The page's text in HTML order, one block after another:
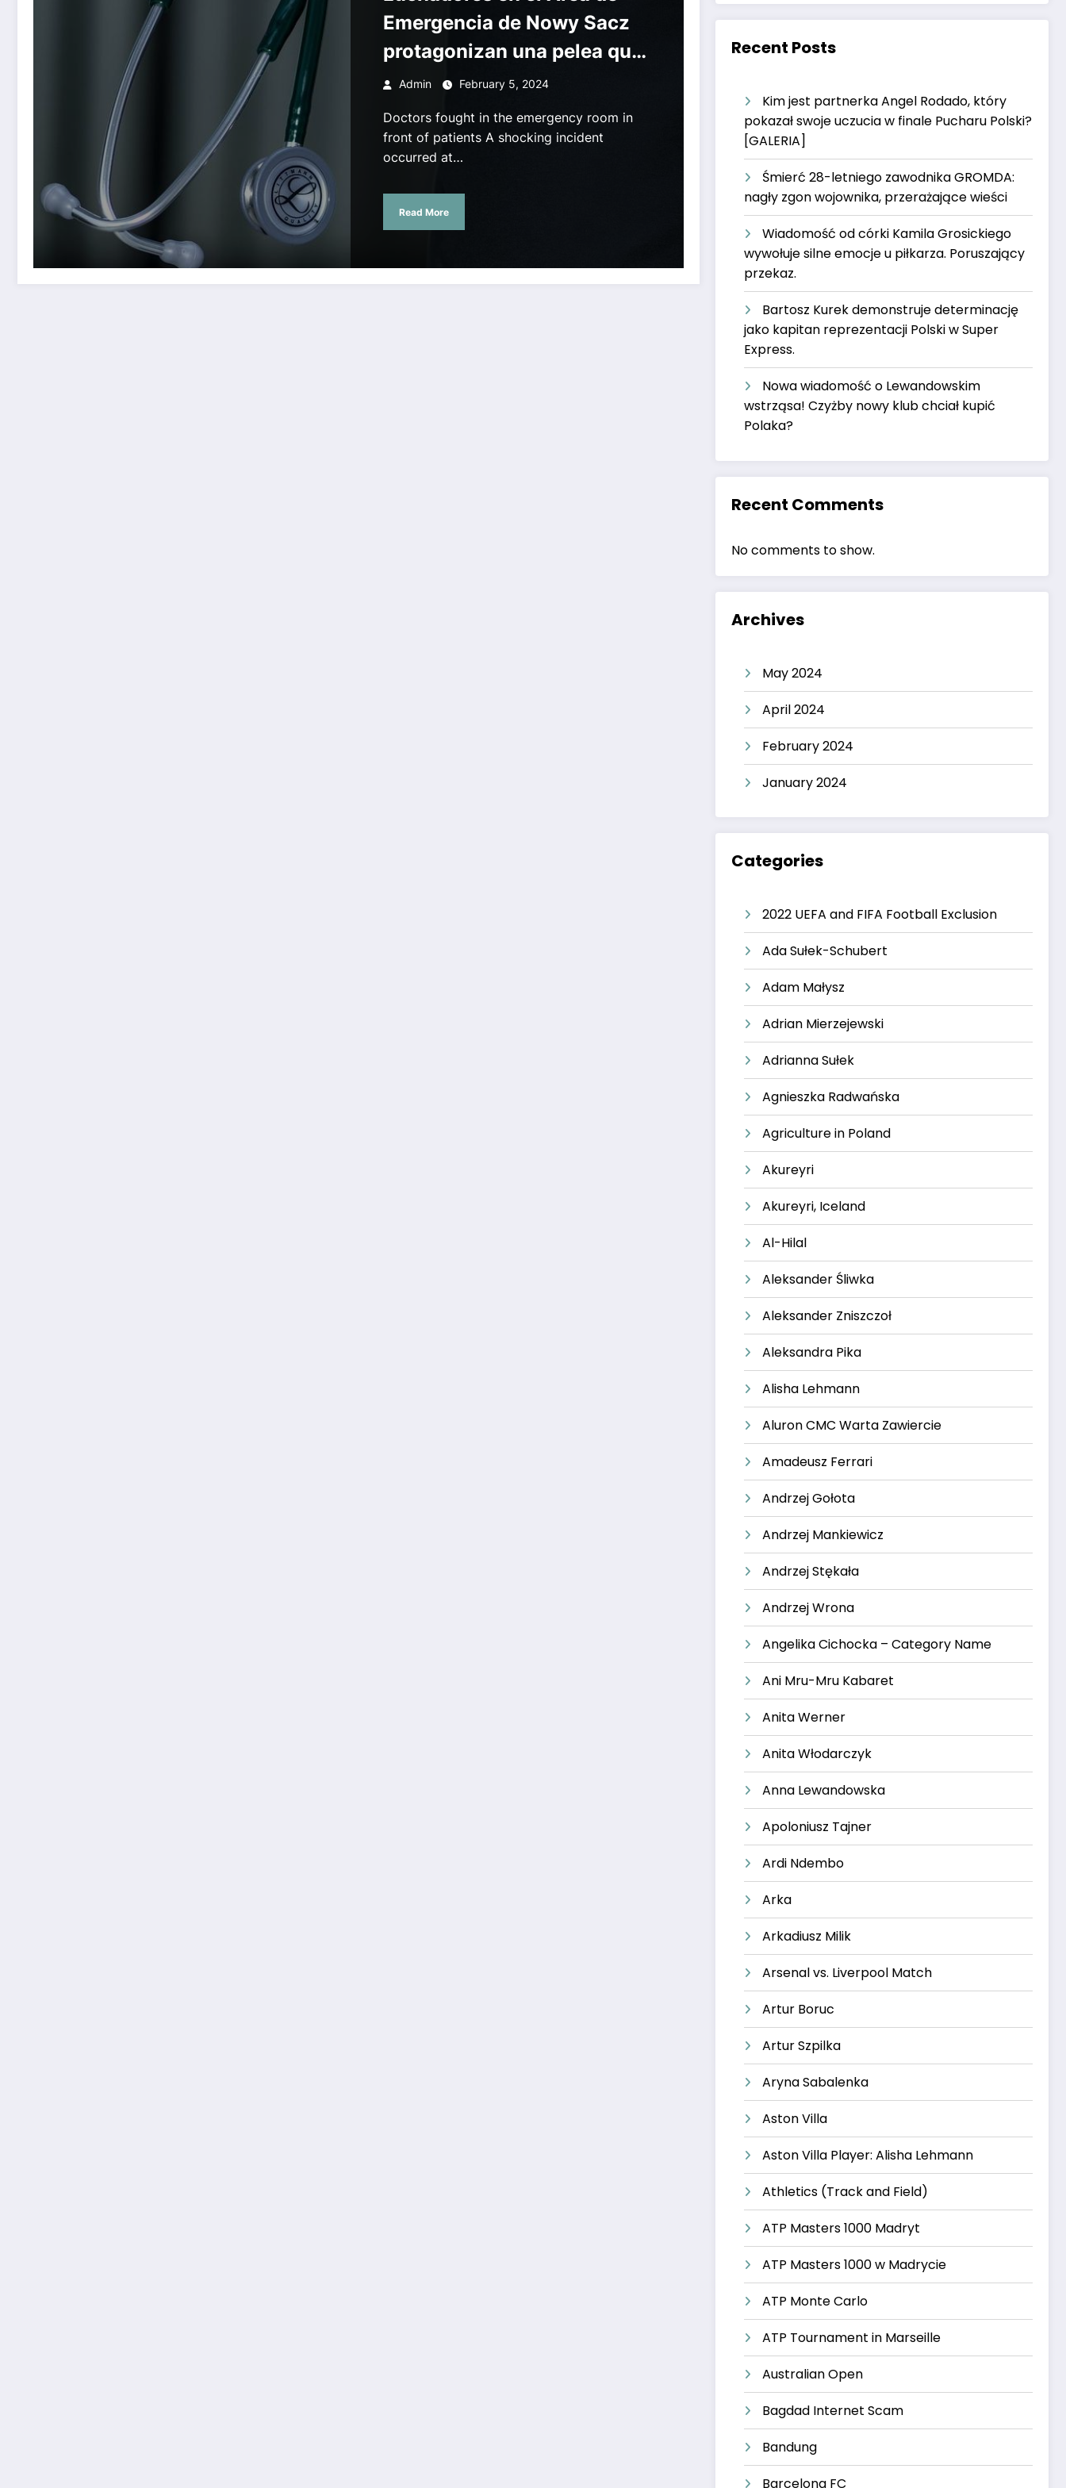
Emergencia de Nowy Sacz
protagonizan una pelea que
incluyó una silla giratoria.
Los pacientes no podían
creer lo que veían – Tarnów,
Super Express
Admin February 5, 2024
Doctors fought in the emergency room in
front of patients A shocking incident
occurred at…
Read More
Recent Posts
Kim jest partnerka Angel Rodado, który
pokazał swoje uczucia w finale Pucharu Polski?
[GALERIA]
Śmierć 28-letniego zawodnika GROMDA:
nagły zgon wojownika, przerażające wieści
Wiadomość od córki Kamila Grosickiego
wywołuje silne emocje u piłkarza. Poruszający
przekaz.
Bartosz Kurek demonstruje determinację
jako kapitan reprezentacji Polski w Super
Express.
Nowa wiadomość o Lewandowskim
wstrząsa! Czyżby nowy klub chciał kupić
Polaka?
Recent Comments
No comments to show.
Archives
May 2024
April 2024
February 2024
January 2024
Categories
2022 UEFA and FIFA Football Exclusion
Ada Sułek-Schubert
Adam Małysz
Adrian Mierzejewski
Adrianna Sułek
Agnieszka Radwańska
Agriculture in Poland
Akureyri
Akureyri, Iceland
Al-Hilal
Aleksander Śliwka
Aleksander Zniszczoł
Aleksandra Pika
Alisha Lehmann
Aluron CMC Warta Zawiercie
Amadeusz Ferrari
Andrzej Gołota
Andrzej Mankiewicz
Andrzej Stękała
Andrzej Wrona
Angelika Cichocka – Category Name
Ani Mru-Mru Kabaret
Anita Werner
Anita Włodarczyk
Anna Lewandowska
Apoloniusz Tajner
Ardi Ndembo
Arka
Arkadiusz Milik
Arsenal vs. Liverpool Match
Artur Boruc
Artur Szpilka
Aryna Sabalenka
Aston Villa
Aston Villa Player: Alisha Lehmann
Athletics (Track and Field)
ATP Masters 1000 Madryt
ATP Masters 1000 w Madrycie
ATP Monte Carlo
ATP Tournament in Marseille
Australian Open
Bagdad Internet Scam
Bandung
Barcelona FC